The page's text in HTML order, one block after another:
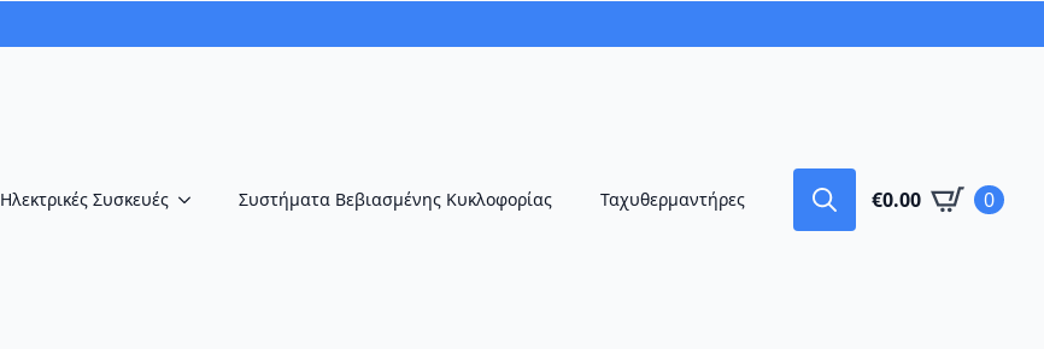
Ηλεκτρικές Συσκευές Συστήματα Βεβιασμένης Κυκλοφορίας Ταχυθερμαντήρες €0.00 0